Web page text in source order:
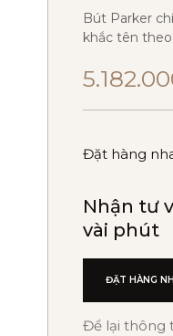
Bút Parker
khắc tên
Đặt hàng
Nhận tư
vài phút
Để lại thông
ĐẶT HÀNG